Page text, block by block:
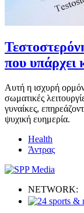
που υπάρχει
Αυτή η ισχυρή
σωματικές
γυναίκες,
ψυχική ευημερία.
Health
Άντρας
NETWORK: